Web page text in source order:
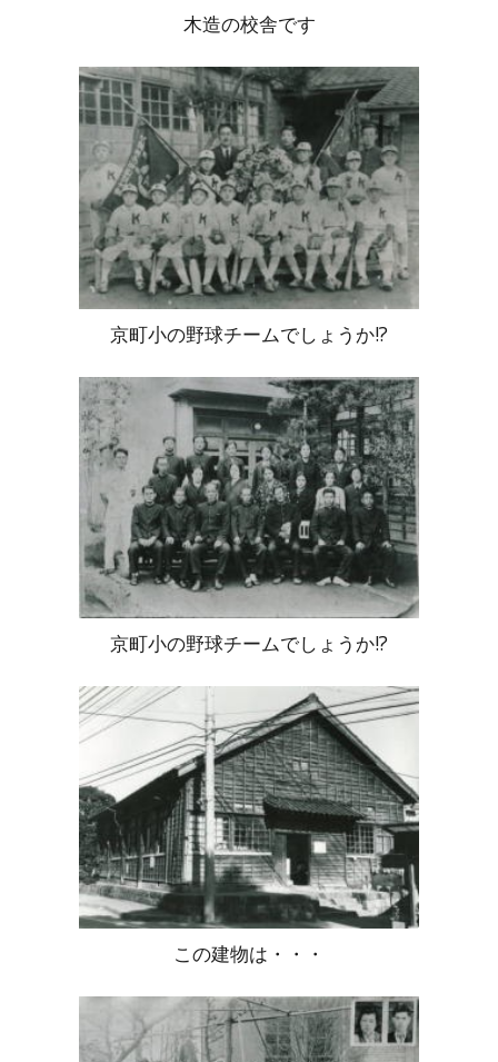
木造の校舎です
京町小の野球チームでしょうか!?
京町小の野球チームでしょうか!?
この建物は・・・